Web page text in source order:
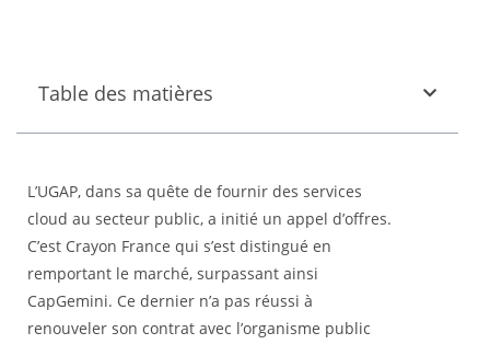
Table des matières
L’UGAP, dans sa quête de fournir des services
cloud au secteur public, a initié un appel d’offres.
C’est Crayon France qui s’est distingué en
remportant le marché, surpassant ainsi
CapGemini. Ce dernier n’a pas réussi à
renouveler son contrat avec l’organisme public